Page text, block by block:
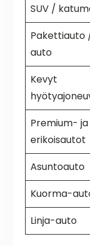
SUV /
Pakettiauto
auto
Kevyt
Premium- ja
erikoisautot
Asuntoauto
Kuorma-
Linja-auto